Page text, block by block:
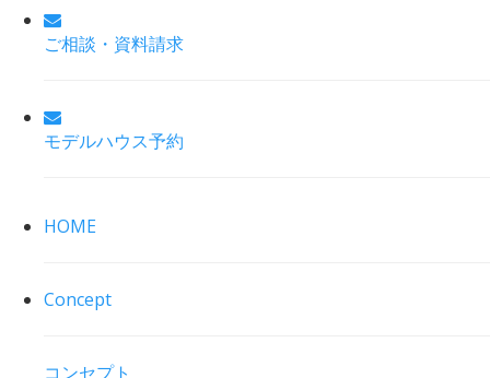
ご相談・資料請求
モデルハウス予約
HOME
Concept
コンセプト